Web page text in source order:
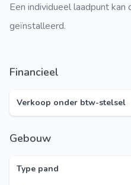
Een individueel laadpunt
geïnstalleerd.
Financieel
Verkoop onder btw-stelsel
Gebouw
Type pand